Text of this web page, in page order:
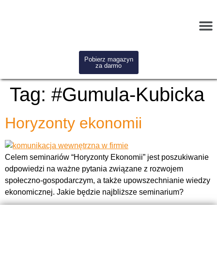
Pobierz magazyn
za darmo
Tag: #Gumula-Kubicka
Horyzonty ekonomii
Celem seminariów “Horyzonty Ekonomii” jest poszukiwanie
odpowiedzi na ważne pytania związane z rozwojem
społeczno-gospodarczym, a także upowszechnianie wiedzy
ekonomicznej. Jakie będzie najbliższe seminarium?